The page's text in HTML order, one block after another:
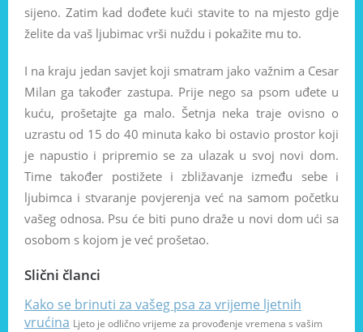
sijeno. Zatim kad dođete kući stavite to na mjesto gdje
želite da vaš ljubimac vrši nuždu i pokažite mu to.
I na kraju jedan savjet koji smatram jako važnim a Cesar
Milan ga također zastupa. Prije nego sa psom uđete u
kuću, prošetajte ga malo. Šetnja neka traje ovisno o
uzrastu od 15 do 40 minuta kako bi ostavio prostor koji
je napustio i pripremio se za ulazak u svoj novi dom.
Time također postižete i zbližavanje između sebe i
ljubimca i stvaranje povjerenja već na samom početku
vašeg odnosa. Psu će biti puno draže u novi dom ući sa
osobom s kojom je već prošetao.
Slični članci
Kako se brinuti za vašeg psa za vrijeme ljetnih
vrućina Ljeto je odlično vrijeme za provođenje vremena s vašim